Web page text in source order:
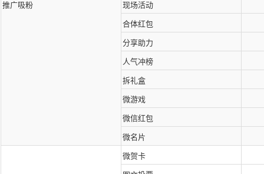
推广吸粉 现场活动
合体红包
分享助力
人气冲榜
拆礼盒
微游戏
微信红包
微名片
微贺卡